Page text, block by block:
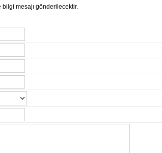
bilgi mesajı gönderilecektir.